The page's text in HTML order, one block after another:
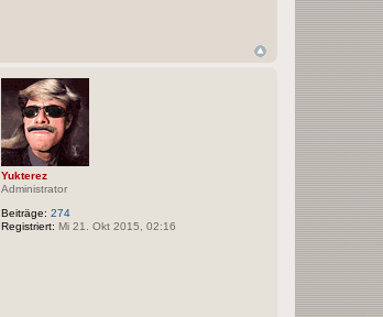
Yukterez
Administrator
Beiträge: 274
Registriert: Mi 21. Okt 2015, 02:16